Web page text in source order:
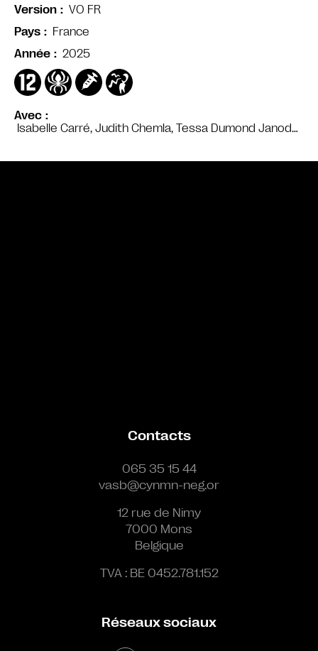
Avec
Isabelle Carré, Judith Chemla, Tessa Dumond Janod…
Version
VO FR
Pays
France
Année
2025
Contacts
065 35 15 44
vasb@cynmn-neg.or
12 rue de Nimy
7000 Mons
Belgique
TVA : BE 0452.781.152
Réseaux sociaux